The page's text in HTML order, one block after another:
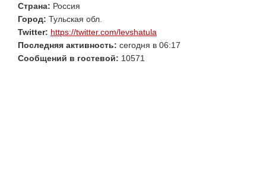
Страна: Россия
Город: Тульская обл.
Twitter: https://twitter.com/levshatula
Последняя активность: сегодня в 06:17
Сообщений в гостевой: 10571